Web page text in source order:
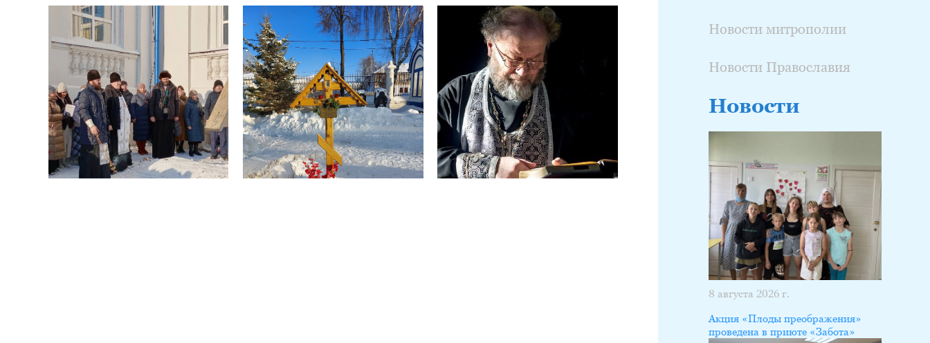
Новости митрополии
Новости Православия
Новости
8 августа 2026 г.
Акция «Плоды преображения»
проведена в приюте «Забота»